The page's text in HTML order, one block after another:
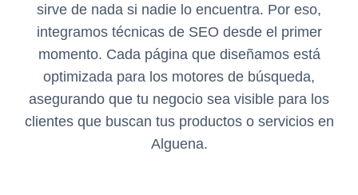
sirve de nada si nadie lo encuentra. Por eso,
integramos técnicas de SEO desde el primer
momento. Cada página que diseñamos está
optimizada para los motores de búsqueda,
asegurando que tu negocio sea visible para los
clientes que buscan tus productos o servicios en
Alguena.